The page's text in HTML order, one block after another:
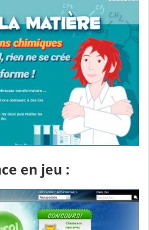
en jeu :